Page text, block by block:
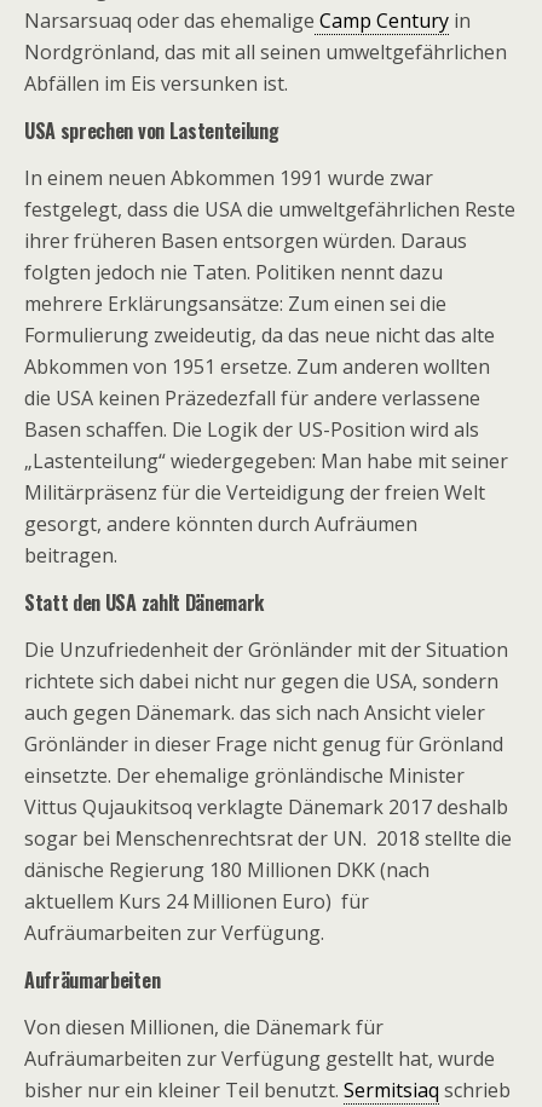
Narsarsuaq oder das ehemalige Camp Century in
Nordgrönland, das mit all seinen umweltgefährlichen
Abfällen im Eis versunken ist.
USA sprechen von Lastenteilung
In einem neuen Abkommen 1991 wurde zwar
festgelegt, dass die USA die umweltgefährlichen Reste
ihrer früheren Basen entsorgen würden. Daraus
folgten jedoch nie Taten. Politiken nennt dazu
mehrere Erklärungsansätze: Zum einen sei die
Formulierung zweideutig, da das neue nicht das alte
Abkommen von 1951 ersetze. Zum anderen wollten
die USA keinen Präzedezfall für andere verlassene
Basen schaffen. Die Logik der US-Position wird als
„Lastenteilung“ wiedergegeben: Man habe mit seiner
Militärpräsenz für die Verteidigung der freien Welt
gesorgt, andere könnten durch Aufräumen
beitragen.
Statt den USA zahlt Dänemark
Die Unzufriedenheit der Grönländer mit der Situation
richtete sich dabei nicht nur gegen die USA, sondern
auch gegen Dänemark. das sich nach Ansicht vieler
Grönländer in dieser Frage nicht genug für Grönland
einsetzte. Der ehemalige grönländische Minister
Vittus Qujaukitsoq verklagte Dänemark 2017 deshalb
sogar bei Menschenrechtsrat der UN. 2018 stellte die
dänische Regierung 180 Millionen DKK (nach
aktuellem Kurs 24 Millionen Euro) für
Aufräumarbeiten zur Verfügung.
Aufräumarbeiten
Von diesen Millionen, die Dänemark für
Aufräumarbeiten zur Verfügung gestellt hat, wurde
bisher nur ein kleiner Teil benutzt. Sermitsiaq schrieb